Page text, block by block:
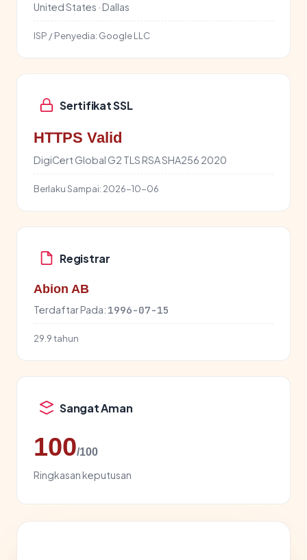
United States · Dallas
ISP / Penyedia: Google LLC
Sertifikat SSL
HTTPS Valid
DigiCert Global G2 TLS RSA SHA256 2020
Berlaku Sampai: 2026-10-06
Registrar
Abion AB
Terdaftar Pada: 1996-07-15
29.9 tahun
Sangat Aman
100/100
Ringkasan keputusan